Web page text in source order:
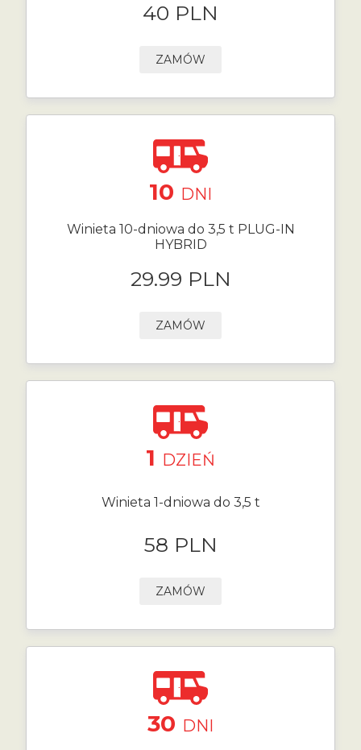
40 PLN
ZAMÓW
10 DNI
Winieta 10-dniowa do 3,5 t PLUG-IN
HYBRID
29.99 PLN
ZAMÓW
1 DZIEŃ
Winieta 1-dniowa do 3,5 t
58 PLN
ZAMÓW
30 DNI